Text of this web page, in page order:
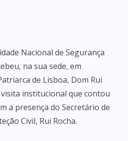
Nacional de Segurança
na sua sede, em
de Lisboa, Dom Rui
institucional que contou
a presença do Secretário de
Civil, Rui Rocha.